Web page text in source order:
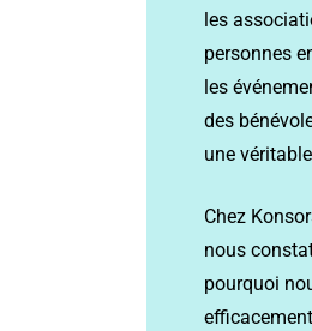
les
personnes
les
des
une
Chez
nous
pourquoi
efficacement